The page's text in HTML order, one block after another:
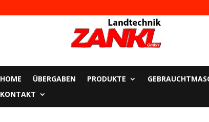
HOME ÜBERGABEN PRODUKTE
KONTAKT